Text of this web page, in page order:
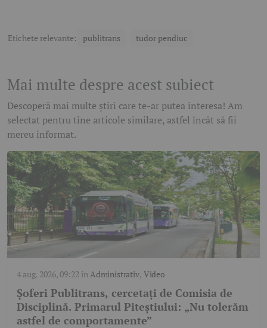
Etichete relevante: publitrans tudor pendiuc
Mai multe despre acest subiect
Descoperă mai multe știri care te-ar putea interesa! Am
selectat pentru tine articole similare, astfel încât să fii
mereu informat.
4 aug. 2026, 09:22 în Administrativ, Video
Șoferi Publitrans, cercetați de Comisia de
Disciplină. Primarul Piteștiului: „Nu tolerăm
astfel de comportamente”